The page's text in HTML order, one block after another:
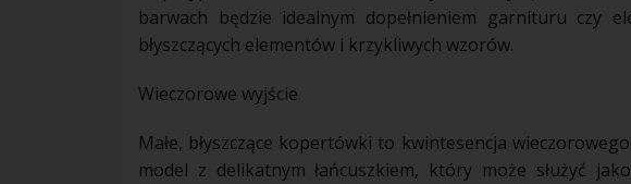
barwach będzie idealnym dopełnieniem garnituru czy
błyszczących elementów i krzykliwych wzorów.
Wieczorowe wyjście
Małe, błyszczące kopertówki to kwintesencja
model z delikatnym łańcuszkiem, który może służyć